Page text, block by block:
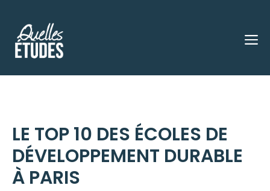
contenu
LE TOP 10 DES ÉCOLES DE
DÉVELOPPEMENT DURABLE
À PARIS